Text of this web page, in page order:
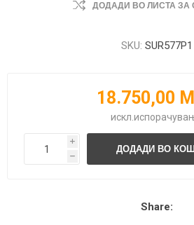
ДОДАДИ ВО ЛИСТА ЗА
SKU: SUR577P1
18.750,00
искл.
i
h
Share: